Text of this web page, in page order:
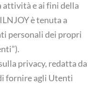
attività e ai fini della
è tenuta a
personali dei propri
privacy, redatta da
fornire agli Utenti